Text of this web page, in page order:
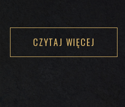
CZYTAJ WIĘCEJ